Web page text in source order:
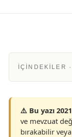
İÇINDEKILER
⚠️ Bu yazı
ve mevzuat
bırakabilir veya